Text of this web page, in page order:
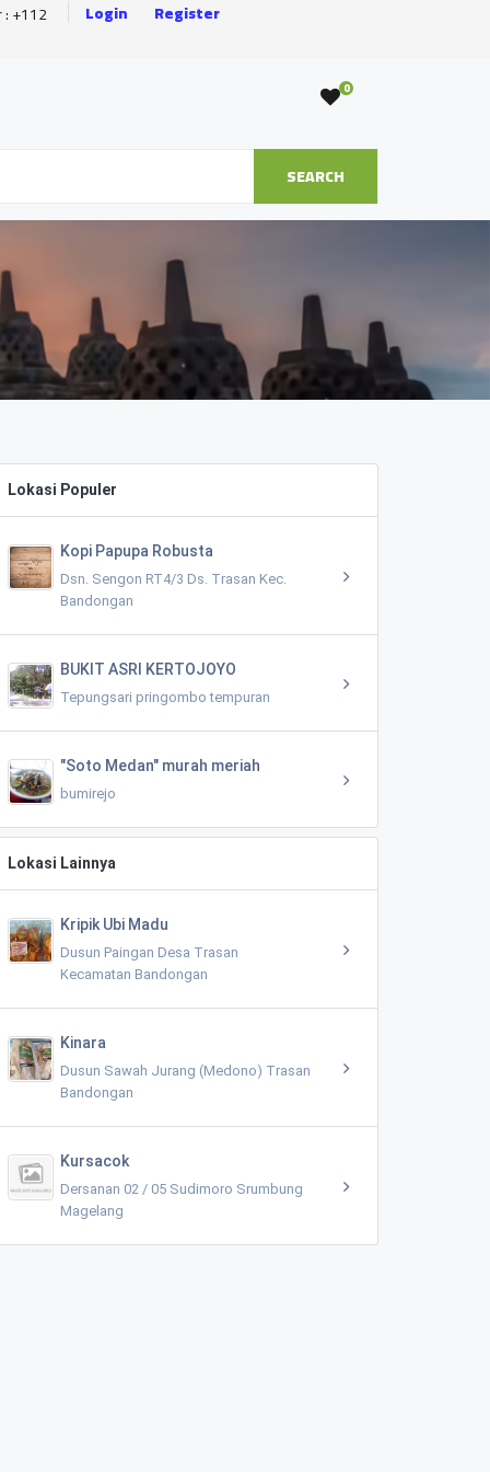
: +112 Login Register
0
SEARCH
Lokasi Populer
Kopi Papupa Robusta
Dsn. Sengon RT4/3 Ds. Trasan Kec.
Bandongan
BUKIT ASRI KERTOJOYO
Tepungsari pringombo tempuran
"Soto Medan" murah meriah
bumirejo
Lokasi Lainnya
Kripik Ubi Madu
Dusun Paingan Desa Trasan
Kecamatan Bandongan
Kinara
Dusun Sawah Jurang (Medono) Trasan
Bandongan
Kursacok
Dersanan 02 / 05 Sudimoro Srumbung
Magelang